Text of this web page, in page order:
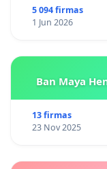
5 094 firmas
1 Jun 2026
Ban Maya
13 firmas
23 Nov 2025